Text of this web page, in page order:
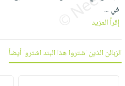
والتغذية
والتخزين
المطبخ
للمدارس
اكسسوارات
كتب
اكسسوارات
منزلية
مختارة
كل
الاشتراكات
صندوق
بحث
في...
إقرأ المزيد
الزبائن الذين اشتروا هذا البند اشتروا أيضاً